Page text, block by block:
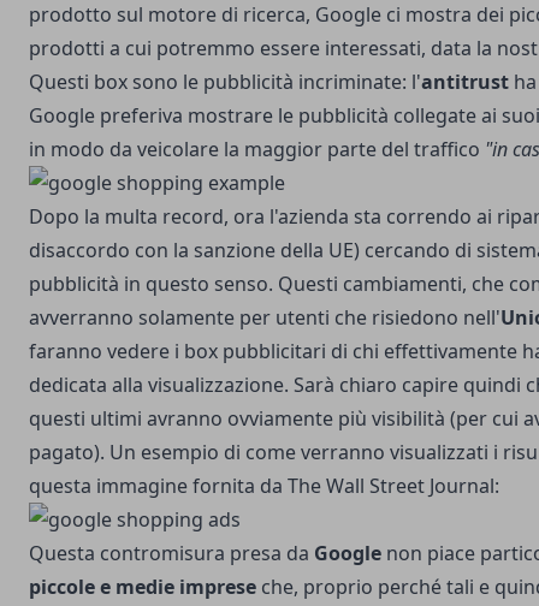
prodotto sul motore di ricerca, Google ci mostra dei
prodotti a cui potremmo essere interessati, data la
Questi box sono le pubblicità incriminate: l'antitrust
Google preferiva mostrare le pubblicità collegate ai
in modo da veicolare la maggior parte del traffico "in
Dopo la multa record, ora l'azienda sta correndo ai
disaccordo con la sanzione della UE) cercando di
pubblicità in questo senso. Questi cambiamenti, che
avverranno solamente per utenti che risiedono nell'
faranno vedere i box pubblicitari di chi effettivamente
dedicata alla visualizzazione. Sarà chiaro capire quindi
questi ultimi avranno ovviamente più visibilità (per cui
pagato). Un esempio di come verranno visualizzati i
questa immagine fornita da The Wall Street Journal:
Questa contromisura presa da Google non piace
piccole e medie imprese che, proprio perché tali e